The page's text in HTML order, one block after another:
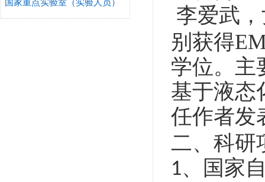
国家重点实验室（实验人员）
李爱武
别获得
学位。主
基于液态
任作者发
二、科研
1、国家